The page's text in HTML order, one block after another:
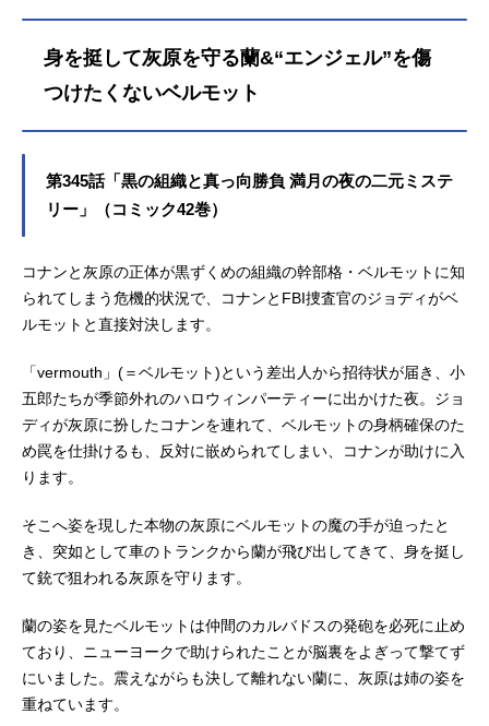
身を挺して灰原を守る蘭&“エンジェル”を傷
つけたくないベルモット
第345話「黒の組織と真っ向勝負 満月の夜の二元ミステ
リー」（コミック42巻）
コナンと灰原の正体が黒ずくめの組織の幹部格・ベルモットに知
られてしまう危機的状況で、コナンとFBI捜査官のジョディがベ
ルモットと直接対決します。
「vermouth」(＝ベルモット)という差出人から招待状が届き、小
五郎たちが季節外れのハロウィンパーティーに出かけた夜。ジョ
ディが灰原に扮したコナンを連れて、ベルモットの身柄確保のた
め罠を仕掛けるも、反対に嵌められてしまい、コナンが助けに入
ります。
そこへ姿を現した本物の灰原にベルモットの魔の手が迫ったと
き、突如として車のトランクから蘭が飛び出してきて、身を挺し
て銃で狙われる灰原を守ります。
蘭の姿を見たベルモットは仲間のカルバドスの発砲を必死に止め
ており、ニューヨークで助けられたことが脳裏をよぎって撃てず
にいました。震えながらも決して離れない蘭に、灰原は姉の姿を
重ねています。